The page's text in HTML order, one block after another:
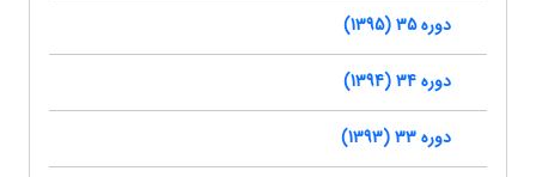
دوره 35 (1395)
دوره 34 (1394)
دوره 33 (1393)